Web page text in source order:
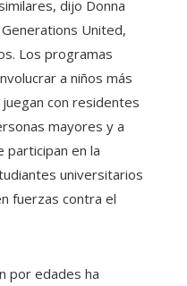
dijo Donna
United,
Los programas
a niños más
con residentes
mayores y a
participan en la
universitarios
fuerzas contra el
por edades ha